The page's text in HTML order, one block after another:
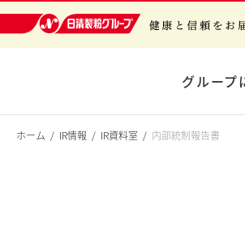
日清製粉グループ 健康と信頼をお届けす
グループ
ホーム IR情報 IR資料室 内部統制報告書